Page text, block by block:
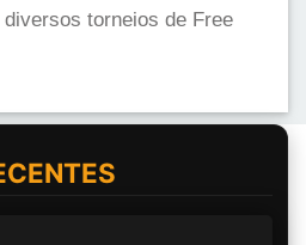
torneios de Free